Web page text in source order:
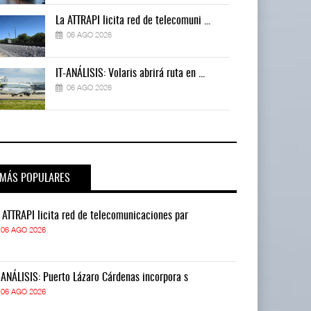
La ATTRAPI licita red de telecomuni ...
06 AGO 2026
IT-ANÁLISIS: Volaris abrirá ruta en ...
06 AGO 2026
MÁS POPULARES
ATTRAPI licita red de telecomunicaciones par
06 AGO 2026
ANÁLISIS: Puerto Lázaro Cárdenas incorpora s
06 AGO 2026